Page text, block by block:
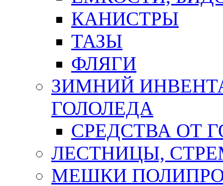
КАНИСТРЫ
ТАЗЫ
ФЛЯГИ
ЗИМНИЙ
ГОЛОЛЕДА
СРЕДСТВА ОТ
ЛЕСТНИЦЫ,
МЕШКИ